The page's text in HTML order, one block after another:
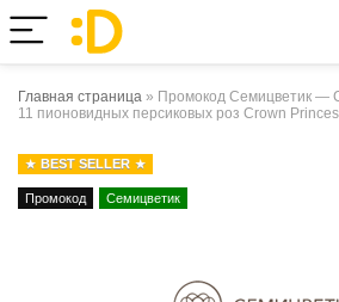
Главная страница » Промокод Семицветик —
11 пионовидных персиковых роз Crown
BEST SELLER
Промокод Семицветик